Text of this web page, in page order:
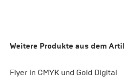
Weitere Produkte aus dem
Flyer in CMYK und Gold Digital